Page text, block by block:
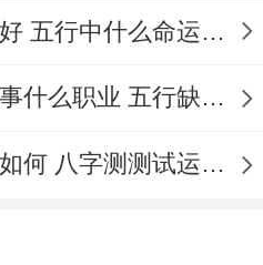
五行属什么的命运最好 五行中什么命运势旺盛
五行缺火的人适合从事什么职业 五行缺火的人适合从事的职业有哪些
如何测试自己的运势如何 八字测测试运运程